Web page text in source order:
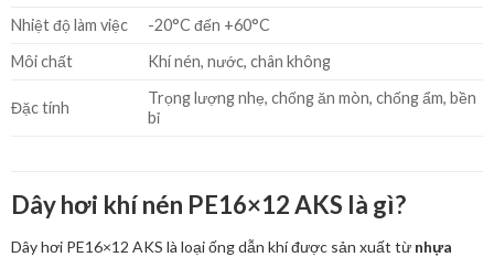
Nhiệt độ làm việc
-20°C đến +60°C
Môi chất
Khí nén, nước, chân không
Đặc tính
Trọng lượng nhẹ, chống ăn mòn, chống ẩm, bền
bỉ
Dây hơi khí nén PE16×12 AKS là gì?
Dây hơi PE16×12 AKS là loại ống dẫn khí được sản xuất từ nhựa